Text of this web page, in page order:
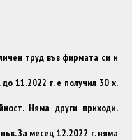
труд във фирмата си и
11.2022 г. е получил 30 х.
Няма други приходи.
За месец 12.2022 г. няма